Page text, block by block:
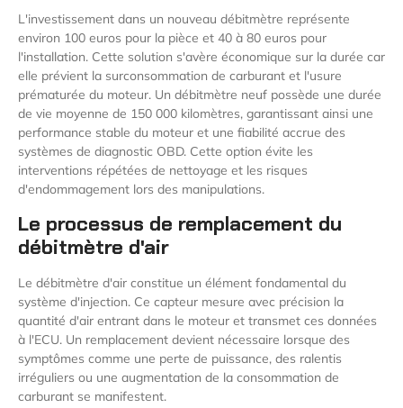
L'investissement dans un nouveau débitmètre représente
environ 100 euros pour la pièce et 40 à 80 euros pour
l'installation. Cette solution s'avère économique sur la durée car
elle prévient la surconsommation de carburant et l'usure
prématurée du moteur. Un débitmètre neuf possède une durée
de vie moyenne de 150 000 kilomètres, garantissant ainsi une
performance stable du moteur et une fiabilité accrue des
systèmes de diagnostic OBD. Cette option évite les
interventions répétées de nettoyage et les risques
d'endommagement lors des manipulations.
Le processus de remplacement du
débitmètre d'air
Le débitmètre d'air constitue un élément fondamental du
système d'injection. Ce capteur mesure avec précision la
quantité d'air entrant dans le moteur et transmet ces données
à l'ECU. Un remplacement devient nécessaire lorsque des
symptômes comme une perte de puissance, des ralentis
irréguliers ou une augmentation de la consommation de
carburant se manifestent.